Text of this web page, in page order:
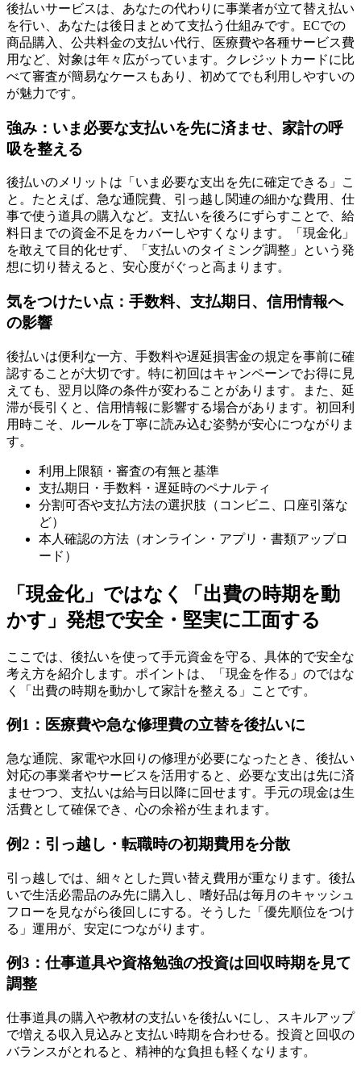
後払いサービスは、あなたの代わりに事業者が立て替え払い
を行い、あなたは後日まとめて支払う仕組みです。ECでの
商品購入、公共料金の支払い代行、医療費や各種サービス費
用など、対象は年々広がっています。クレジットカードに比
べて審査が簡易なケースもあり、初めてでも利用しやすいの
が魅力です。
強み：いま必要な支払いを先に済ませ、家計の呼
吸を整える
後払いのメリットは「いま必要な支出を先に確定できる」こ
と。たとえば、急な通院費、引っ越し関連の細かな費用、仕
事で使う道具の購入など。支払いを後ろにずらすことで、給
料日までの資金不足をカバーしやすくなります。「現金化」
を敢えて目的化せず、「支払いのタイミング調整」という発
想に切り替えると、安心度がぐっと高まります。
気をつけたい点：手数料、支払期日、信用情報へ
の影響
後払いは便利な一方、手数料や遅延損害金の規定を事前に確
認することが大切です。特に初回はキャンペーンでお得に見
えても、翌月以降の条件が変わることがあります。また、延
滞が長引くと、信用情報に影響する場合があります。初回利
用時こそ、ルールを丁寧に読み込む姿勢が安心につながりま
す。
利用上限額・審査の有無と基準
支払期日・手数料・遅延時のペナルティ
分割可否や支払方法の選択肢（コンビニ、口座引落な
ど）
本人確認の方法（オンライン・アプリ・書類アップロ
ード）
「現金化」ではなく「出費の時期を動
かす」発想で安全・堅実に工面する
ここでは、後払いを使って手元資金を守る、具体的で安全な
考え方を紹介します。ポイントは、「現金を作る」のではな
く「出費の時期を動かして家計を整える」ことです。
例1：医療費や急な修理費の立替を後払いに
急な通院、家電や水回りの修理が必要になったとき、後払い
対応の事業者やサービスを活用すると、必要な支出は先に済
ませつつ、支払いは給与日以降に回せます。手元の現金は生
活費として確保でき、心の余裕が生まれます。
例2：引っ越し・転職時の初期費用を分散
引っ越しでは、細々とした買い替え費用が重なります。後払
いで生活必需品のみ先に購入し、嗜好品は毎月のキャッシュ
フローを見ながら後回しにする。そうした「優先順位をつけ
る」運用が、安定につながります。
例3：仕事道具や資格勉強の投資は回収時期を見て
調整
仕事道具の購入や教材の支払いを後払いにし、スキルアップ
で増える収入見込みと支払い時期を合わせる。投資と回収の
バランスがとれると、精神的な負担も軽くなります。